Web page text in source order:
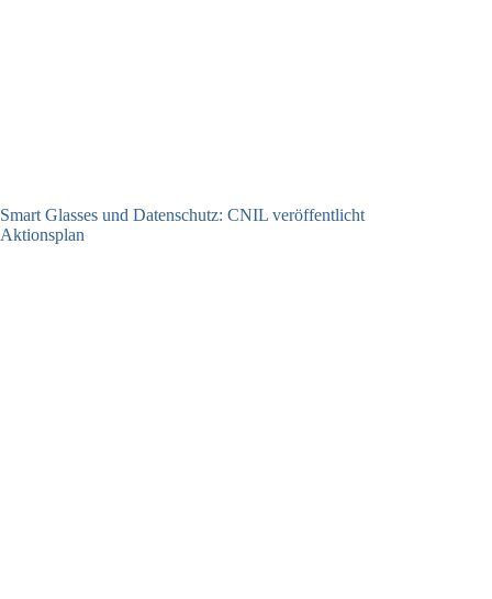
Smart Glasses und Datenschutz: CNIL veröffentlicht
Aktionsplan